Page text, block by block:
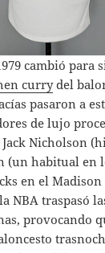
cambió para
currydel
pasaron a
de lujo
Nicholson
(un habitual en
en el Madison
NBA traspasó
provocando